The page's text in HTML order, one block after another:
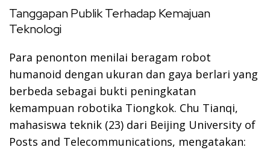
Tanggapan Publik Terhadap Kemajuan
Teknologi
Para penonton menilai beragam robot
humanoid dengan ukuran dan gaya berlari yang
berbeda sebagai bukti peningkatan
kemampuan robotika Tiongkok. Chu Tianqi,
mahasiswa teknik (23) dari Beijing University of
Posts and Telecommunications, mengatakan: